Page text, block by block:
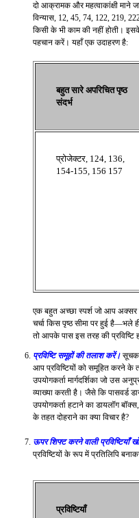
दो आक्रामक और महत्वाकांक्षी माने
विन्यास, 12, 45, 74, 122, 219,
किसी के भी काम की नहीं होती।
पहचान करें। यहाँ एक उदाहरण है:
बहुत सारे अपरिचित पृष्ठ
संदर्भ
प्रोजेक्टर, 124, 136,
154-155, 156 157
एक बहुत अच्छा स्पर्श जो आप अक्सर
चर्चा किस पृष्ठ सीमा पर हुई है—भले
तो आपके पास इस तरह की प्रविष्टि
प्रविष्टि समूहों की तलाश करें।
आप प्रविष्टियों को समूहित करने के
उपयोगकर्ता मार्गदर्शिका जो उस
व्याख्या करती है। जैसे कि पासवर्ड
उपयोगकर्ता हटाने का डायलॉग
के तहत दोहराने का क्या विचार है?
ऊपर शिफ्ट करने वाली प्रविष्टियाँ
प्रविष्टियों के रूप में प्रतिलिपि
प्रविष्टियाँ